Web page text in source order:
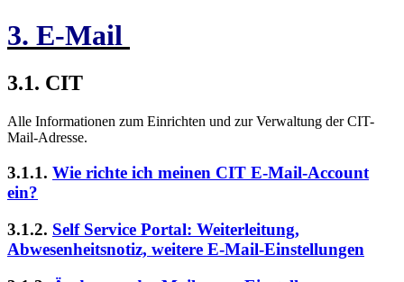
3. E-Mail
3.1. CIT
Alle Informationen zum Einrichten und zur Verwaltung der CIT-
Mail-Adresse.
3.1.1. Wie richte ich meinen CIT E-Mail-Account
ein?
3.1.2. Self Service Portal: Weiterleitung,
Abwesenheitsnotiz, weitere E-Mail-Einstellungen